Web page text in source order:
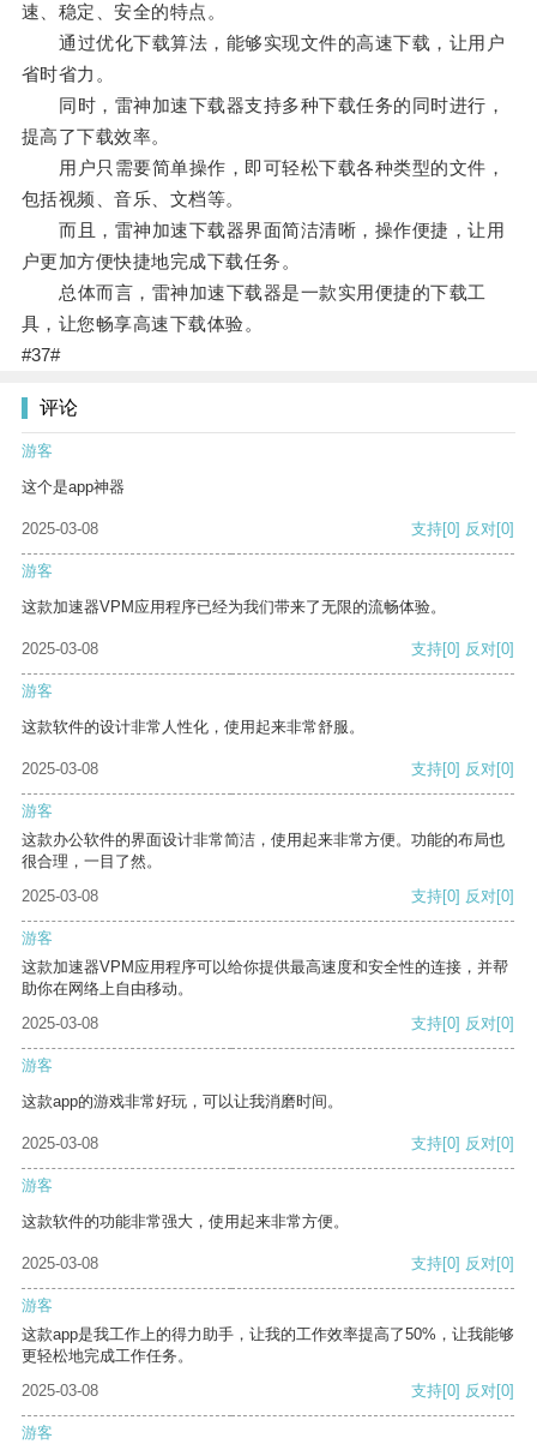
速、稳定、安全的特点。
通过优化下载算法，能够实现文件的高速下载，让用户
省时省力。
同时，雷神加速下载器支持多种下载任务的同时进行，
提高了下载效率。
用户只需要简单操作，即可轻松下载各种类型的文件，
包括视频、音乐、文档等。
而且，雷神加速下载器界面简洁清晰，操作便捷，让用
户更加方便快捷地完成下载任务。
总体而言，雷神加速下载器是一款实用便捷的下载工
具，让您畅享高速下载体验。
#37#
评论
游客
这个是app神器
2025-03-08 支持[0] 反对[0]
游客
这款加速器VPM应用程序已经为我们带来了无限的流畅体验。
2025-03-08 支持[0] 反对[0]
游客
这款软件的设计非常人性化，使用起来非常舒服。
2025-03-08 支持[0] 反对[0]
游客
这款办公软件的界面设计非常简洁，使用起来非常方便。功能的布局也
很合理，一目了然。
2025-03-08
支持[0] 反对[0]
游客
这款加速器VPM应用程序可以给你提供最高速度和安全性的连接，并帮
助你在网络上自由移动。
2025-03-08
支持[0] 反对[0]
游客
这款app的游戏非常好玩，可以让我消磨时间。
2025-03-08 支持[0] 反对[0]
游客
这款软件的功能非常强大，使用起来非常方便。
2025-03-08 支持[0] 反对[0]
游客
这款app是我工作上的得力助手，让我的工作效率提高了50%，让我能够
更轻松地完成工作任务。
2025-03-08
支持[0] 反对[0]
游客